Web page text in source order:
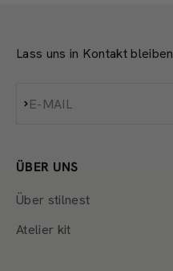
Lass uns in Kontakt bleiben
E-MAIL
Abonnieren
ÜBER UNS
Über stilnest
Atelier kit